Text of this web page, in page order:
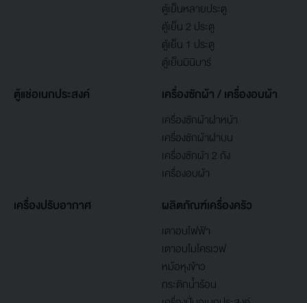
ตู้เย็นหลายประตู
ตู้เย็น 2 ประตู
ตู้เย็น 1 ประตู
ตู้เย็นมินิบาร์
ตู้แช่อเนกประสงค์ เครื่องซักผ้า / เครื่องอบผ้า
เครื่องซักผ้าฝาหน้า
เครื่องซักผ้าฝาบน
เครื่องซักผ้า 2 ถัง
เครื่องอบผ้า
เครื่องปรับอากาศ ผลิตภัณฑ์เครื่องครัว
เตาอบไฟฟ้า
เตาอบไมโครเวฟ
หม้อหุงข้าว
กระติกน้ำร้อน